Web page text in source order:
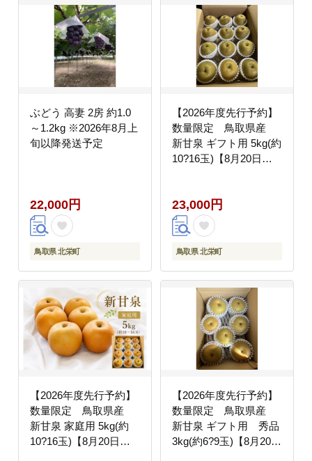
ぶどう 高妻 2房 約1.0
～1.2kg ※2026年8月上
旬以降発送予定
22,000円
鳥取県 北栄町
【2026年度先行予約】
数量限定 鳥取県産
新甘泉 ギフト用 5kg(約
10?16玉)【8月20日以
23,000円
鳥取県 北栄町
【2026年度先行予約】
数量限定 鳥取県産
新甘泉 家庭用 5kg(約
10?16玉)【8月20日以
【2026年度先行予約】
数量限定 鳥取県産
新甘泉 ギフト用 秀品
3kg(約6?9玉)【8月20日